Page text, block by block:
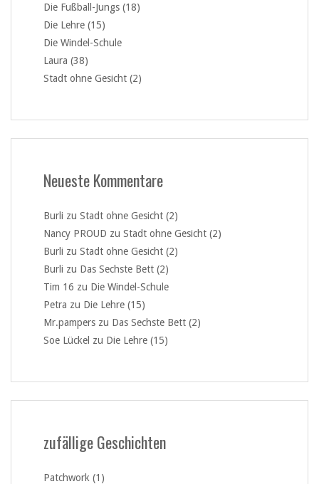
Die Fußball-Jungs (18)
Die Lehre (15)
Die Windel-Schule
Laura (38)
Stadt ohne Gesicht (2)
Neueste Kommentare
Burli zu Stadt ohne Gesicht (2)
Nancy PROUD zu Stadt ohne Gesicht (2)
Burli zu Stadt ohne Gesicht (2)
Burli zu Das Sechste Bett (2)
Tim 16 zu Die Windel-Schule
Petra zu Die Lehre (15)
Mr.pampers zu Das Sechste Bett (2)
Soe Lückel zu Die Lehre (15)
zufällige Geschichten
Patchwork (1)